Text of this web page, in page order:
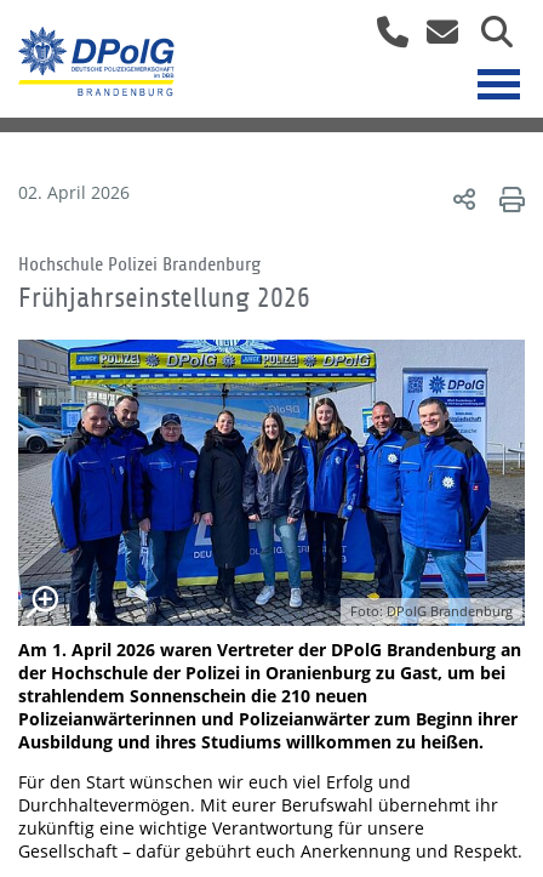
02. April 2026
Hochschule Polizei Brandenburg
Frühjahrseinstellung 2026
Foto: DPolG Brandenburg
Am 1. April 2026 waren Vertreter der DPolG Brandenburg an
der Hochschule der Polizei in Oranienburg zu Gast, um bei
strahlendem Sonnenschein die 210 neuen
Polizeianwärterinnen und Polizeianwärter zum Beginn ihrer
Ausbildung und ihres Studiums willkommen zu heißen.
Für den Start wünschen wir euch viel Erfolg und
Durchhaltevermögen. Mit eurer Berufswahl übernehmt ihr
zukünftig eine wichtige Verantwortung für unsere
Gesellschaft – dafür gebührt euch Anerkennung und Respekt.